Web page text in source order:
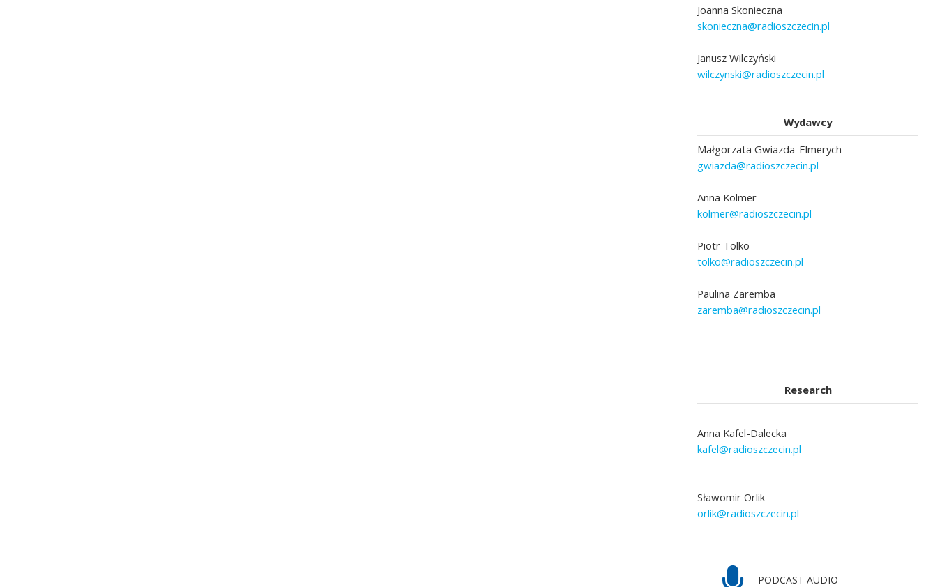
Joanna Skonieczna
skonieczna@radioszczecin.pl
Janusz Wilczyński
wilczynski@radioszczecin.pl
Wydawcy
Małgorzata Gwiazda-Elmerych
gwiazda@radioszczecin.pl
Anna Kolmer
kolmer@radioszczecin.pl
Piotr Tolko
tolko@radioszczecin.pl
Paulina Zaremba
zaremba@radioszczecin.pl
Research
Anna Kafel-Dalecka
kafel@radioszczecin.pl
Sławomir Orlik
orlik@radioszczecin.pl
PODCAST AUDIO